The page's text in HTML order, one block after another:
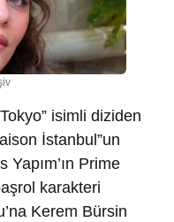
isimli diziden
İstanbul”un
Yapım’ın Prime
karakteri
Kerem Bürsin